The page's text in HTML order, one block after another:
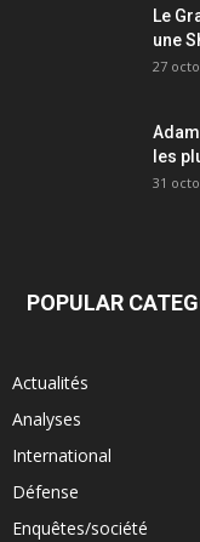
Le
une
27
les
31
POPULAR
Actualités
Analyses
International
Défense
Enquêtes/société